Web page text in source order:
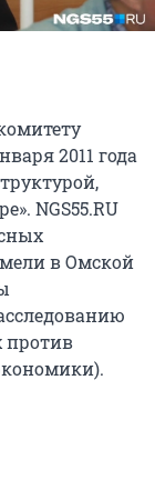
2011 года
NGS55.RU
в Омской
против